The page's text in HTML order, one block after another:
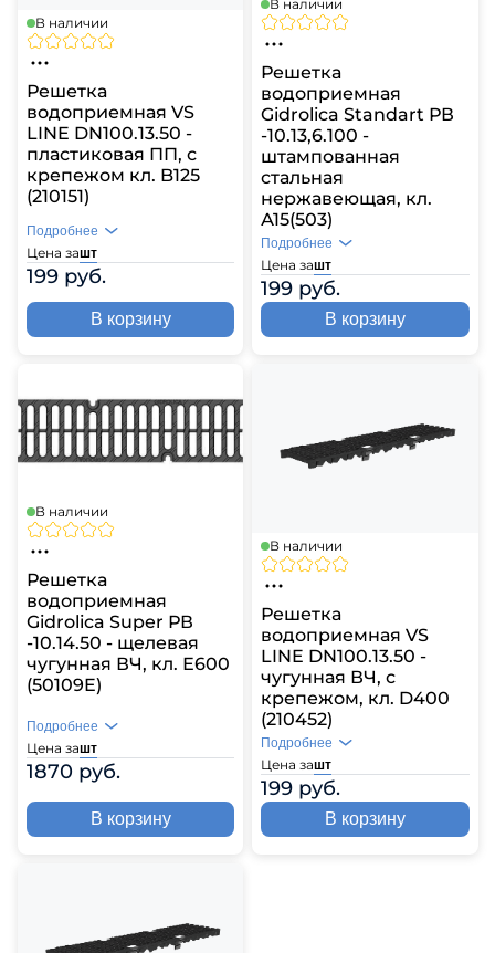
В наличии
Решетка
водоприемная VS
LINE DN100.13.50 -
пластиковая ПП, с
крепежом кл. B125
(210151)
Цена зашт
199 руб.
Подробнее
В корзину
В наличии
Решетка
водоприемная
Gidrolica Standart РВ
-10.13,6.100 -
штампованная
стальная
нержавеющая, кл.
А15(503)
Цена зашт
199 руб.
Подробнее
В корзину
В наличии
Решетка
водоприемная
Gidrolica Super РВ
-10.14.50 - щелевая
чугунная ВЧ, кл. Е600
(50109E)
Цена зашт
1870 руб.
Подробнее
В корзину
В наличии
Решетка
водоприемная VS
LINE DN100.13.50 -
чугунная ВЧ, с
крепежом, кл. D400
(210452)
Цена зашт
199 руб.
Подробнее
В корзину